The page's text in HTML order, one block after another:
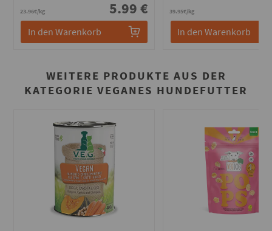
23.96€/kg 5.99 €
In den Warenkorb
39.95€/kg
In den Warenkorb
WEITERE PRODUKTE AUS DER
KATEGORIE VEGANES HUNDEFUTTER